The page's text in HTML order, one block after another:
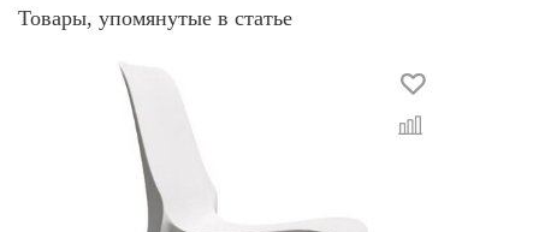
Товары, упомянутые в статье